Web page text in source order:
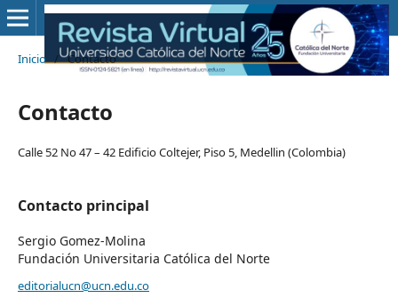
Inicio / Contacto
Contacto
Calle 52 No 47 – 42 Edificio Coltejer, Piso 5, Medellin (Colombia)
Contacto principal
Sergio Gomez-Molina
Fundación Universitaria Católica del Norte
editorialucn@ucn.edu.co